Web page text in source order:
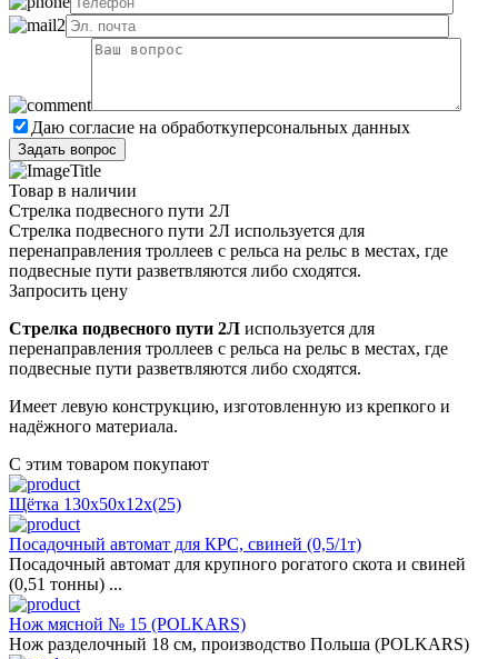
Даю согласие на обработкуперсональных данных
Товар в наличии
Стрелка подвесного пути 2Л
Стрелка подвесного пути 2Л используется для
перенаправления троллеев с рельса на рельс в местах, где
подвесные пути разветвляются либо сходятся.
Запросить цену
Стрелка подвесного пути 2Л используется для
перенаправления троллеев с рельса на рельс в местах, где
подвесные пути разветвляются либо сходятся.
Имеет левую конструкцию, изготовленную из крепкого и
надёжного материала.
С этим товаром покупают
Щётка 130х50х12х(25)
Посадочный автомат для КРС, свиней (0,5/1т)
Посадочный автомат для крупного рогатого скота и свиней
(0,51 тонны) ...
Нож мясной № 15 (POLKARS)
Нож разделочный 18 cм, производство Польша (POLKARS)